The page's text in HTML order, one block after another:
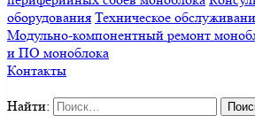
оборудования Техническое
Модульно-компонентный ремонт
и ПО моноблока
Контакты
Найти: